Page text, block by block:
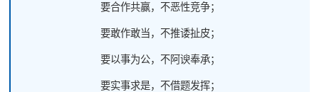
要合作共赢，不恶性竞争；
要敢作敢当，不推诿扯皮；
要以事为公，不阿谀奉承；
要实事求是，不借题发挥；